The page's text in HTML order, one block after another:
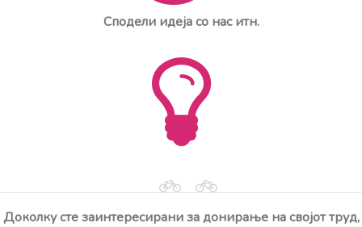
Сподели идеја со нас итн.
Доколку сте заинтересирани за донирање на својот труд,